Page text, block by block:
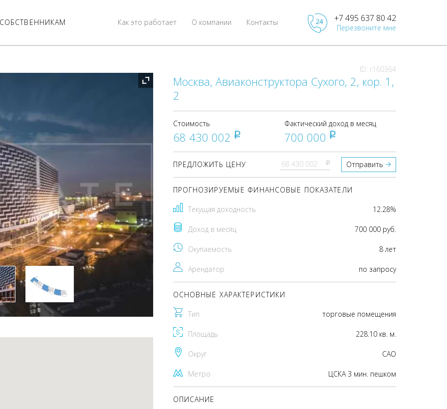
Контакты
О компании
Как это работает +7 495 637 80 42
Перезвоните мне
ID: r160364
Москва, Авиаконструктора Сухого, 2, кор. 1,
2
Стоимость
68 430 002 pуб
Фактический доход в месяц
700 000 pуб
ПРЕДЛОЖИТЬ ЦЕНУ pуб Отправить
ПРОГНОЗИРУЕМЫЕ ФИНАНСОВЫЕ ПОКАЗАТЕЛИ
Текущая доходность 12.28%
Доход в месяц 700 000 руб.
Окупаемость 8 лет
Арендатор по запросу
ОСНОВНЫЕ ХАРАКТЕРИСТИКИ
Тип торговые помещения
Площадь 228.10 кв. м.
Округ CАО
Метро ЦСКА 3 мин. пешком
ОПИСАНИЕ